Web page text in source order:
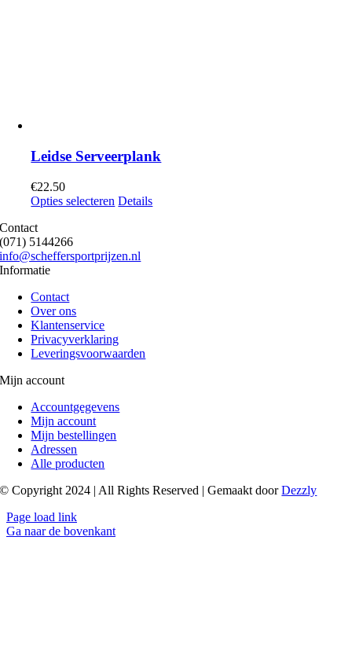
Leidse Serveerplank
€22.50
Opties selecteren Details
Contact
(071) 5144266
info@scheffersportprijzen.nl
Informatie
Contact
Over ons
Klantenservice
Privacyverklaring
Leveringsvoorwaarden
Mijn account
Accountgegevens
Mijn account
Mijn bestellingen
Adressen
Alle producten
© Copyright 2024 | All Rights Reserved | Gemaakt doorDezzly
Page load link
Ga naar de bovenkant